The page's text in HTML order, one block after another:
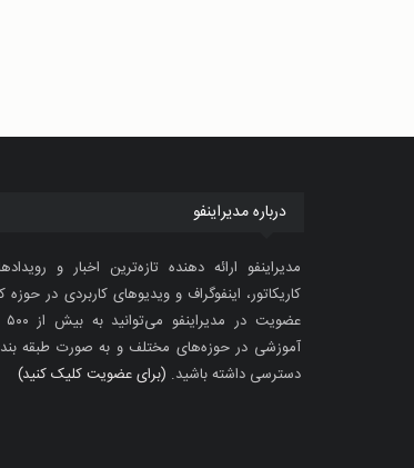
درباره مدیراینفو
مدیراینفو ارائه دهنده تازه‌ترین اخبار و
کاریکاتور، اینفوگراف و ویدیوهای کاربردی در حوزه
آموزشی در حوزه‌های مختلف و به صورت طبقه
دسترسی داشته باشید. (برای عضویت کلیک کنید)